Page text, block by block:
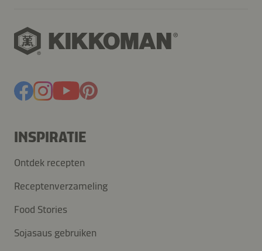
INSPIRATIE
Ontdek recepten
Receptenverzameling
Food Stories
Sojasaus gebruiken